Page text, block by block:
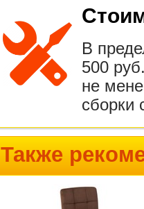
В
500
не
сборки
Также